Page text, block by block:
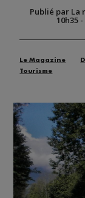
Publié par La
10h35 -
Le Magazine
Tourisme